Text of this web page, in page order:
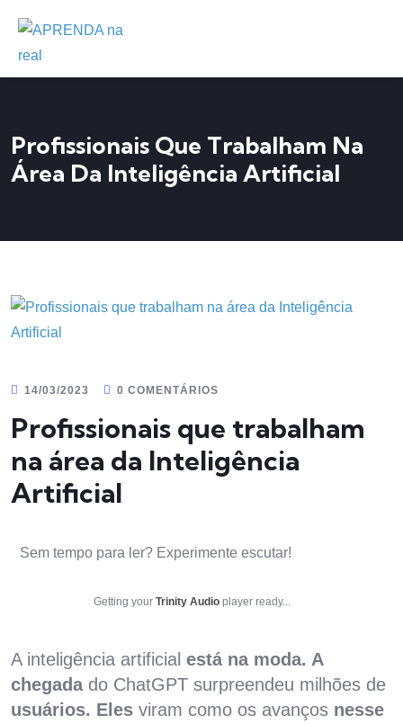
Profissionais Que Trabalham Na
Área Da Inteligência Artificial
14/03/2023 0 COMENTÁRIOS
Profissionais que trabalham
na área da Inteligência
Artificial
Sem tempo para ler? Experimente escutar!
Getting your Trinity Audio player ready...
A inteligência artificial está na moda. A
chegadado ChatGPT surpreendeu milhões de
usuários. Eles viram como os avanços nesse